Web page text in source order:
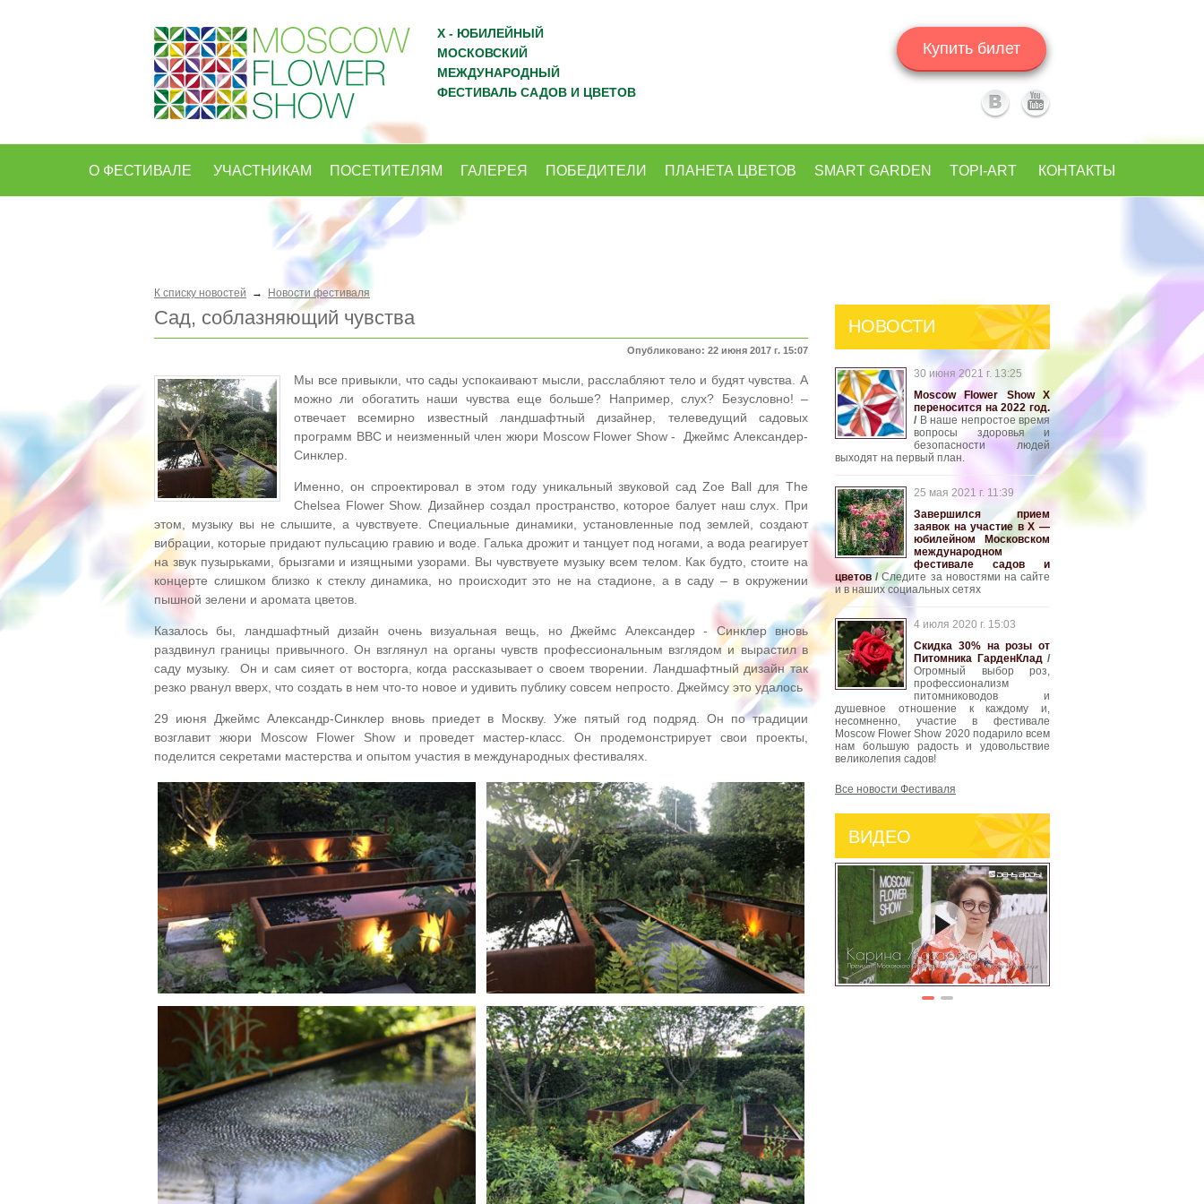
К списку новостей → Новости фестиваля
Сад, соблазняющий чувства
Опубликовано: 22 июня 2017 г. 15:07
Мы все привыкли, что сады успокаивают мысли, расслабляют тело и будят чувства. А
можно ли обогатить наши чувства еще больше? Например, слух? Безусловно! –
отвечает всемирно известный ландшафтный дизайнер, телеведущий садовых
программ BBC и неизменный член жюри Moscow Flower Show - Джеймс Александер-
Синклер.
Именно, он спроектировал в этом году уникальный звуковой сад Zoe Ball для The
Chelsea Flower Show. Дизайнер создал пространство, которое балует наш слух. При
этом, музыку вы не слышите, а чувствуете. Специальные динамики, установленные под землей, создают
вибрации, которые придают пульсацию гравию и воде. Галька дрожит и танцует под ногами, а вода реагирует
на звук пузырьками, брызгами и изящными узорами. Вы чувствуете музыку всем телом. Как будто, стоите на
концерте слишком близко к стеклу динамика, но происходит это не на стадионе, а в саду – в окружении
пышной зелени и аромата цветов.
Казалось бы, ландшафтный дизайн очень визуальная вещь, но Джеймс Александер - Синклер вновь
раздвинул границы привычного. Он взглянул на органы чувств профессиональным взглядом и вырастил в
саду музыку. Он и сам сияет от восторга, когда рассказывает о своем творении. Ландшафтный дизайн так
резко рванул вверх, что создать в нем что-то новое и удивить публику совсем непросто. Джеймсу это удалось
29 июня Джеймс Александр-Синклер вновь приедет в Москву. Уже пятый год подряд. Он по традиции
возглавит жюри Moscow Flower Show и проведет мастер-класс. Он продемонстрирует свои проекты,
поделится секретами мастерства и опытом участия в международных фестивалях.
НОВОСТИ
30 июня 2021 г. 13:25
Moscow Flower Show X
переносится на 2022 год.
/ В наше непростое время
вопросы здоровья и
безопасности людей
выходят на первый план.
25 мая 2021 г. 11:39
Завершился прием
заявок на участие в Х —
юбилейном Московском
международном
фестивале садов и
цветов /Следите за новостями на сайте
и в наших социальных сетях
4 июля 2020 г. 15:03
Скидка 30% на розы от
Питомника ГарденКлад /
Огромный выбор роз,
профессионализм
питомниководов и
душевное отношение к каждому и,
несомненно, участие в фестивале
Moscow Flower Show 2020 подарило всем
нам большую радость и удовольствие
великолепия садов!
Все новости Фестиваля
ВИДЕО
X - ЮБИЛЕЙНЫЙ
МОСКОВСКИЙ
МЕЖДУНАРОДНЫЙ
ФЕСТИВАЛЬ САДОВ И ЦВЕТОВ
Купить билет
О ФЕСТИВАЛЕ УЧАСТНИКАМ ПОСЕТИТЕЛЯМ ГАЛЕРЕЯ ПОБЕДИТЕЛИ ПЛАНЕТА ЦВЕТОВ SMART GARDEN TOPI-ART КОНТАКТЫ